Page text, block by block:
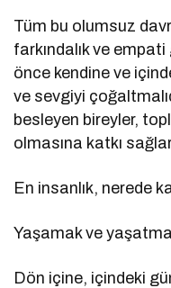
Tüm bu olumsuz
farkındalık ve
önce kendine ve
ve sevgiyi
besleyen bireyler,
olmasına katkı
En insanlık, nerede
Yaşamak ve
Dön içine, içindeki